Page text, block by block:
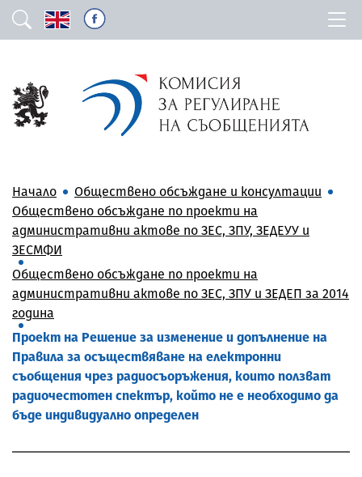
Начало
Обществено обсъждане и консултации
Обществено обсъждане по проекти на
административни актове по ЗЕС, ЗПУ, ЗЕДЕУУ и
ЗЕСМФИ
Обществено обсъждане по проекти на
административни актове по ЗЕС, ЗПУ и ЗЕДЕП за 2014
година
Проект на Решение за изменение и допълнение на
Правила за осъществяване на електронни
съобщения чрез радиосъоръжения, които ползват
радиочестотен спектър, който не е необходимо да
бъде индивидуално определен